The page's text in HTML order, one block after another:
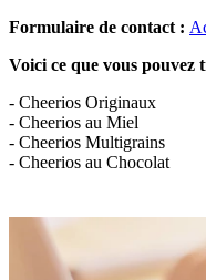
Formulaire de contact :
Voici ce que vous pouvez
- Cheerios Originaux
- Cheerios au Miel
- Cheerios Multigrains
- Cheerios au Chocolat